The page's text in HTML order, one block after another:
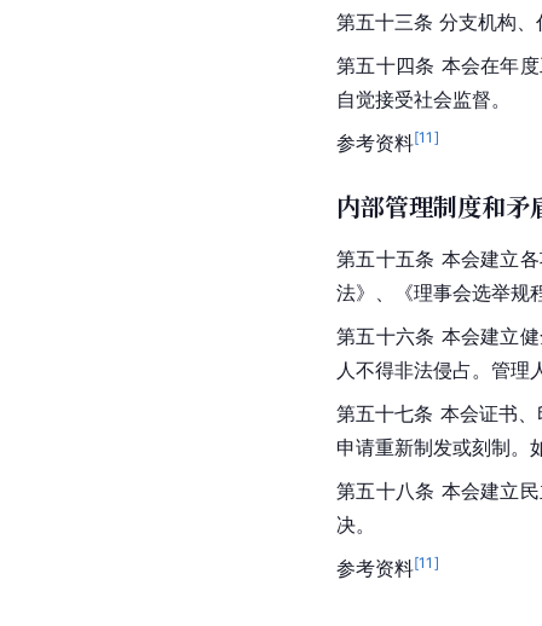
第五十三条 分支机构
第五十四条 本会在年
自觉接受社会监督。
参考资料[11 ]
内部管理制度和矛
第五十五条 本会建立
法》、《理事会选举规
第五十六条 本会建立
人不得非法侵占。管理
第五十七条 本会证书
申请重新制发或刻制。
第五十八条 本会建立
决。
参考资料[11 ]